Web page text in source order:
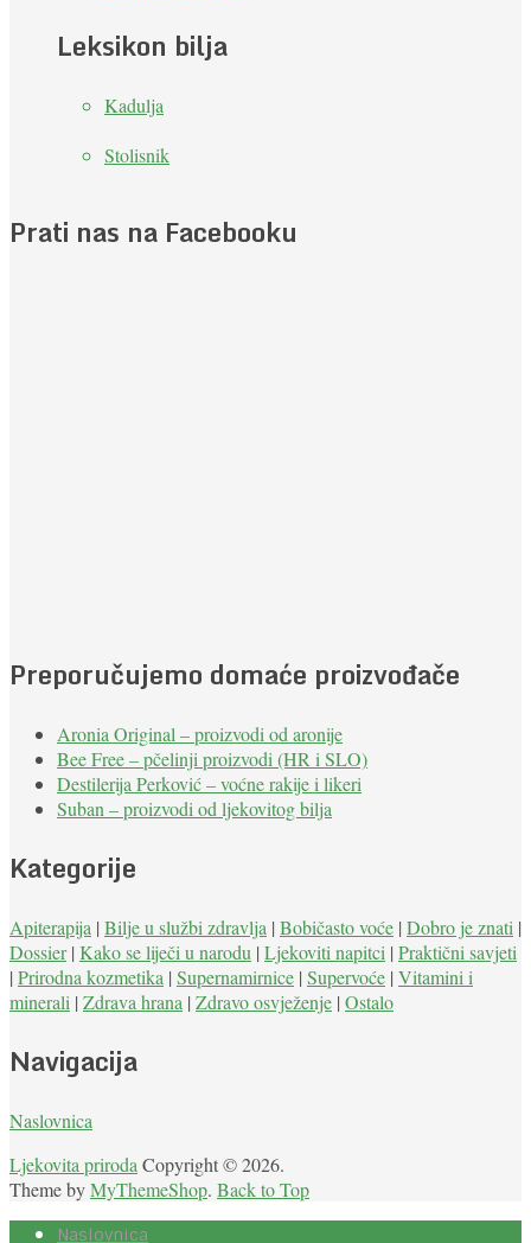
Leksikon bilja
Kadulja
Stolisnik
Prati nas na Facebooku
Preporučujemo domaće proizvođače
Aronia Original – proizvodi od aronije
Bee Free – pčelinji proizvodi (HR i SLO)
Destilerija Perković – voćne rakije i likeri
Suban – proizvodi od ljekovitog bilja
Kategorije
Apiterapija | Bilje u službi zdravlja | Bobičasto voće | Dobro je znati |
Dossier| Kako se liječi u narodu | Ljekoviti napitci | Praktični savjeti
| Prirodna kozmetika | Supernamirnice | Supervoće | Vitamini i
minerali | Zdrava hrana | Zdravo osvježenje | Ostalo
Navigacija
Naslovnica
Ljekovita priroda Copyright © 2026.
Theme byMyThemeShop. Back to Top
Naslovnica